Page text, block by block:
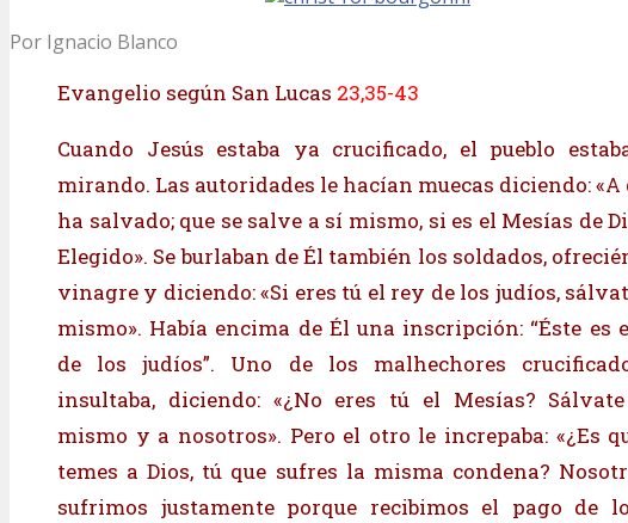
Por Ignacio Blanco
Evangelio según San Lucas 23,35-43
Cuando Jesús estaba ya crucificado, el pueblo
mirando. Las autoridades le hacían muecas diciendo: «A
ha salvado; que se salve a sí mismo, si es el Mesías de
Elegido». Se burlaban de Él también los soldados,
vinagre y diciendo: «Si eres tú el rey de los judíos,
mismo». Había encima de Él una inscripción: “Éste es
de los judíos”. Uno de los malhechores
insultaba, diciendo: «¿No eres tú el Mesías?
mismo y a nosotros». Pero el otro le increpaba: «¿Es
temes a Dios, tú que sufres la misma condena?
sufrimos justamente porque recibimos el pago de